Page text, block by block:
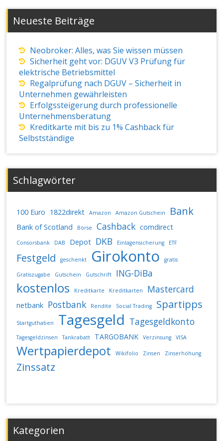
Neueste Beiträge
Neobroker: Alles, was Sie wissen müssen
Sicherheit geht vor: DGUV V3 Prüfung für
elektrische Betriebsmittel
Regalprüfung nach DGUV – Sicherheit in
Unternehmen gewährleisten
Erfolgssteigerung durch professionelle
Unternehmensberatung
Kreditkarte mit bis zu 1% Cashback für
Selbstständige
Schlagwörter
100 Euro 1822direkt Amazon Amazon Gutschein Bank
Bank of Scotland Börse Cashback comdirect
Consorsbank DAB Depot DKB Einlagensicherung ETF
Festgeld geschenkt Girokonto gratis
Gratiszugabe Gutschein Gutschrift ING-DiBa
kostenlos Kreditkarte Kreditkarten Mastercard
netbank Postbank Rendite Social Trading Spartipps
Startguthaben Tagesgeld Tagesgeldkonto
Tagesgeldzinsen Tankrabatt TARGOBANK Verzinsung VISA
Wertpapierdepot Wikifolio Zinsen Zinserhöhung
Zinssatz
Kategorien